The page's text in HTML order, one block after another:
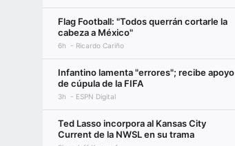
Flag Football: "Todos querrán cortarle la
cabeza a México"
6h Ricardo Cariño
Infantino lamenta "errores"; recibe apoyo
de cúpula de la FIFA
3h ESPN Digital
Ted Lasso incorpora al Kansas City
Current de la NWSL en su trama